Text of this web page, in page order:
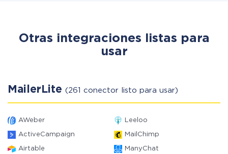
Otras integraciones listas para
usar
MailerLite (261 conector listo para usar)
AWeber Leeloo
ActiveCampaign MailChimp
Airtable ManyChat